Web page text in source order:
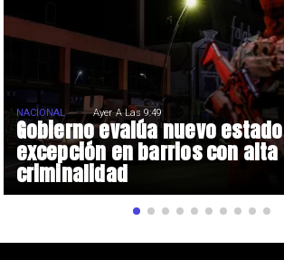
Gobierno evalúa nuevo
excepción en barrios con alta
criminalidad
NACIONAL Ayer A Las 9:49